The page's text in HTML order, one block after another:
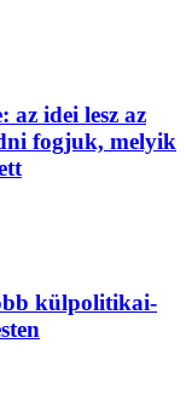
az idei lesz az
fogjuk, melyik
külpolitikai-